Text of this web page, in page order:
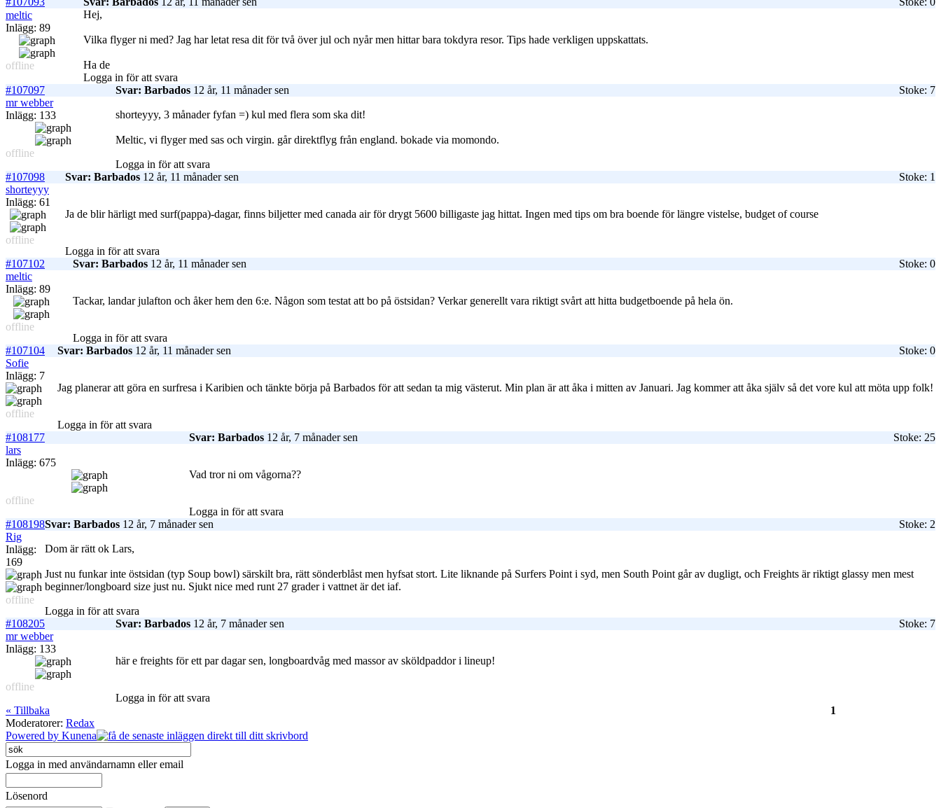
meltic
Inlägg: 89
offline
Hej,
Vilka flyger ni med? Jag har letat resa dit för två över jul och nyår men hittar bara tokdyra resor. Tips hade verkligen uppskattats.
Ha de
Logga in för att svara
#107097
Svar: Barbados 12 år, 11 månader sen
Stoke: 7
mr webber
Inlägg: 133
offline
shorteyyy, 3 månader fyfan =) kul med flera som ska dit!
Meltic, vi flyger med sas och virgin. går direktflyg från england. bokade via momondo.
Logga in för att svara
#107098
Svar: Barbados 12 år, 11 månader sen
Stoke: 1
shorteyyy
Inlägg: 61
offline
Ja de blir härligt med surf(pappa)-dagar, finns biljetter med canada air för drygt 5600 billigaste jag hittat. Ingen med tips om bra boende för längre vistelse, budget of course
Logga in för att svara
#107102
Svar: Barbados 12 år, 11 månader sen
Stoke: 0
meltic
Inlägg: 89
offline
Tackar, landar julafton och åker hem den 6:e. Någon som testat att bo på östsidan? Verkar generellt vara riktigt svårt att hitta budgetboende på hela ön.
Logga in för att svara
#107104
Svar: Barbados 12 år, 11 månader sen
Stoke: 0
Sofie
Inlägg: 7
offline
Jag planerar att göra en surfresa i Karibien och tänkte börja på Barbados för att sedan ta mig västerut. Min plan är att åka i mitten av Januari. Jag kommer att åka själv så det vore kul att möta upp folk!
Logga in för att svara
#108177
Svar: Barbados 12 år, 7 månader sen
Stoke: 25
lars
Inlägg: 675
offline
Vad tror ni om vågorna??
Logga in för att svara
#108198Svar: Barbados 12 år, 7 månader sen
Stoke: 2
Rig
Inlägg:
169
offline
Dom är rätt ok Lars,
Just nu funkar inte östsidan (typ Soup bowl) särskilt bra, rätt sönderblåst men hyfsat stort. Lite liknande på Surfers Point i syd, men South Point går av dugligt, och Freights är riktigt glassy men mest
beginner/longboard size just nu. Sjukt nice med runt 27 grader i vattnet är det iaf.
Logga in för att svara
#108205
Svar: Barbados 12 år, 7 månader sen
Stoke: 7
mr webber
Inlägg: 133
offline
här e freights för ett par dagar sen, longboardvåg med massor av sköldpaddor i lineup!
Logga in för att svara
« Tillbaka
1
Moderatorer: Redax
Powered by Kunena
Logga in med användarnamn eller email
Lösenord